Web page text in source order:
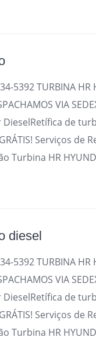
TURBINA HR
VIA
de
Serviços de
Turbina HR
diesel
TURBINA HR
VIA
de
Serviços de
Turbina HR